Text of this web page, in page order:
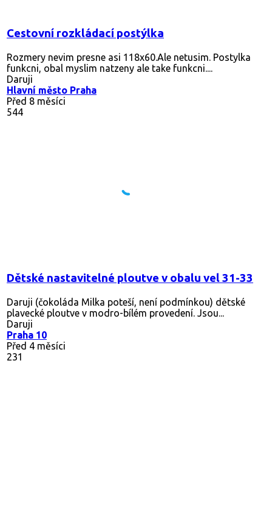
Cestovní rozkládací postýlka
Rozmery nevim presne asi 118x60.Ale netusim. Postylka
funkcni, obal myslim natzeny ale take funkcni....
Daruji
Hlavní město Praha
Před 8 měsíci
544
Dětské nastavitelné ploutve v obalu vel 31-33
Daruji (čokoláda Milka poteší, není podmínkou) dětské
plavecké ploutve v modro-bílém provedení. Jsou...
Daruji
Praha 10
Před 4 měsíci
231